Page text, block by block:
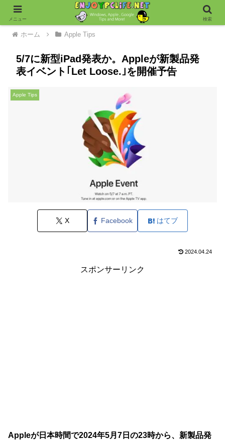
ホーム Apple Tips
5/7に新型iPad発表か。Appleが新製品発
表イベント｢Let Loose.｣を開催予告
Apple Tips
X Facebook はてブ
2024.04.24
スポンサーリンク
Appleが日本時間で2024年5月7日の23時から、新製品発
メニュー 検索